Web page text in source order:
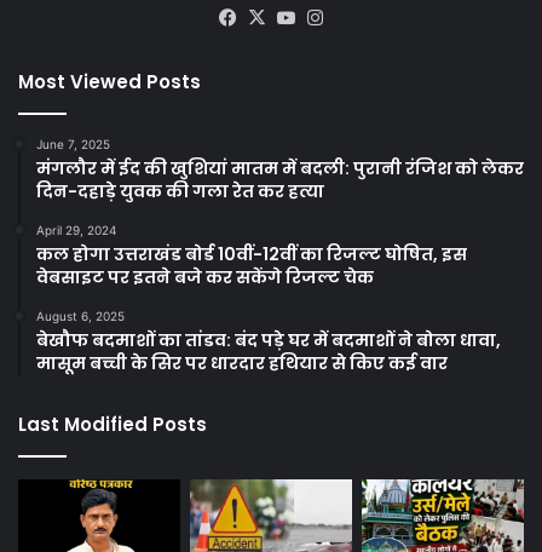
Facebook
X YouTube
Most Viewed Posts
June 7, 2025
मंगलौर में ईद की खुशियां मातम में बदली: पुरानी रंजिश को लेकर
दिन-दहाड़े युवक की गला रेत कर हत्या
April 29, 2024
कल होगा उत्तराखंड बोर्ड 10वीं-12वीं का रिजल्ट घोषित, इस
वेबसाइट पर इतने बजे कर सकेंगे रिजल्ट चेक
August 6, 2025
बेखौफ बदमाशों का तांडव: बंद पड़े घर में बदमाशों ने बोला धावा,
मासूम बच्ची के सिर पर धारदार हथियार से किए कई वार
Last Modified Posts